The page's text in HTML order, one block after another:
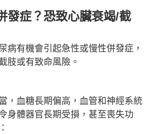
發症？恐致心臟衰竭/截
病有機會引起急性或慢性併發症，
肢或有致命風險。
，血糖長期偏高，血管和神經系統
身體器官長期受損，甚至喪失功